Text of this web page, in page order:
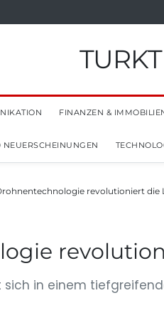
FINANZEN &
revolutioniert die
in einem